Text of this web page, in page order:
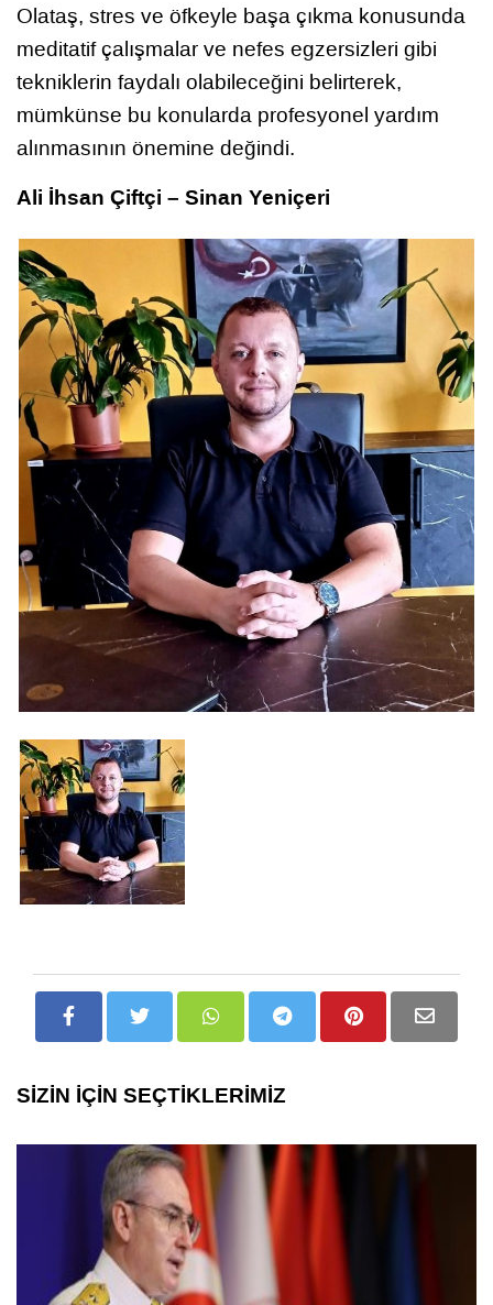
Olataş, stres ve öfkeyle başa çıkma konusunda
meditatif çalışmalar ve nefes egzersizleri gibi
tekniklerin faydalı olabileceğini belirterek,
mümkünse bu konularda profesyonel yardım
alınmasının önemine değindi.
Ali İhsan Çiftçi – Sinan Yeniçeri
SİZİN İÇİN SEÇTİKLERİMİZ